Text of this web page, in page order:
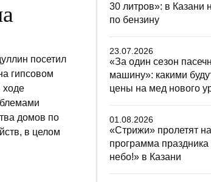
посетил
гипсовом
ходе
домов по
в целом
30 литров»: в Казани
по бензину
23.07.2026
«За один сезон
машину»: какими
цены на мед нового
01.08.2026
«Стрижи» пролетят
программа
небо!» в Казани